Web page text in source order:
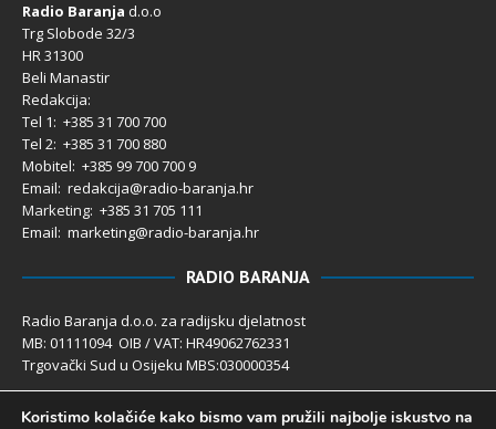
Radio Baranja d.o.o
Trg Slobode 32/3
HR 31300
Beli Manastir
Redakcija:
Tel 1: +385 31 700 700
Tel 2: +385 31 700 880
Mobitel: +385 99 700 700 9
Email: redakcija@radio-baranja.hr
Marketing: +385 31 705 111
Email: marketing@radio-baranja.hr
RADIO BARANJA
Radio Baranja d.o.o. za radijsku djelatnost
MB: 01111094 OIB / VAT: HR49062762331
Trgovački Sud u Osijeku MBS:030000354
Temeljni kapital 2.600,00 € uplaćen u cijelosti
Koristimo kolačiće kako bismo vam pružili najbolje iskustvo na